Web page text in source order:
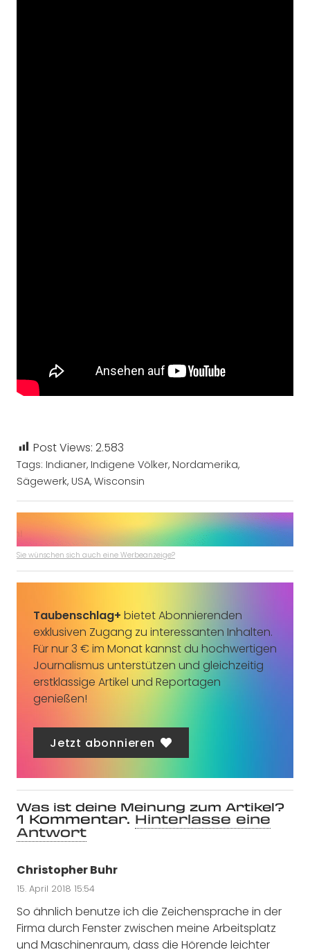
Post Views: 2.583
Tags: Indianer, Indigene Völker, Nordamerika,
Sägewerk, USA, Wisconsin
Sie wünschen sich auch eine Werbeanzeige?
Taubenschlag+ bietet Abonnierenden
exklusiven Zugang zu interessanten Inhalten.
Für nur 3 € im Monat kannst du hochwertigen
Journalismus unterstützen und gleichzeitig
erstklassige Artikel und Reportagen
genießen!
Jetzt abonnieren
Was ist deine Meinung zum Artikel?
1 Kommentar. Hinterlasse eine
Antwort
Christopher Buhr
15. April 2018 15:54
So ähnlich benutze ich die Zeichensprache in der
Firma durch Fenster zwischen meine Arbeitsplatz
und Maschinenraum, dass die Hörende leichter